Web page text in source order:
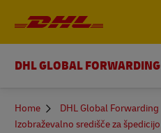
DHL GLOBAL FORWARDING
You
here
Home
DHL Global Forwarding
Izobraževalno središče za špedicijo